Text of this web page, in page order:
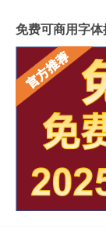
免费可商用字